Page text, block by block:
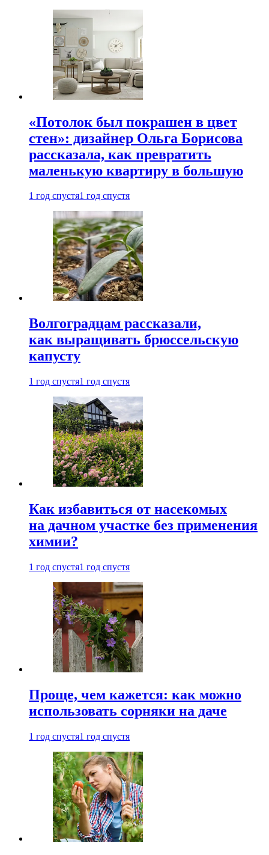
«Потолок был покрашен в цвет
стен»: дизайнер Ольга Борисова
рассказала, как превратить
маленькую квартиру в большую
1 год спустя1 год спустя
Волгоградцам рассказали,
как выращивать брюссельскую
капусту
1 год спустя1 год спустя
Как избавиться от насекомых
на дачном участке без применения
химии?
1 год спустя1 год спустя
Проще, чем кажется: как можно
использовать сорняки на даче
1 год спустя1 год спустя